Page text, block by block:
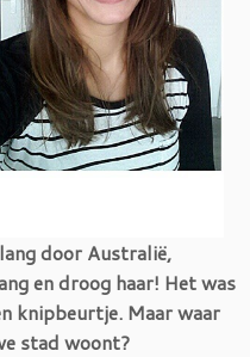
door Australië,
en droog haar! Het was
knipbeurtje. Maar waar
stad woont?